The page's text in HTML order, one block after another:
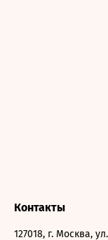
Контакты
127018, г. Москва,